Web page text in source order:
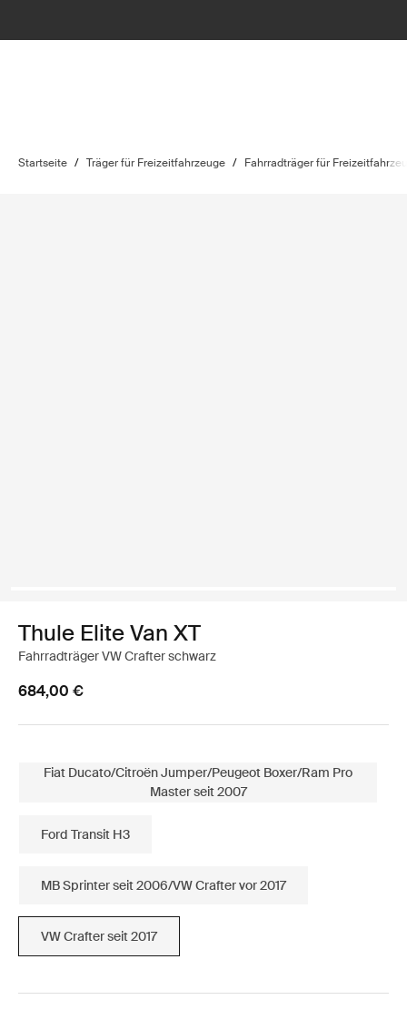
Startseite / Träger für Freizeitfahrzeuge / Fahrradträger für
Thule Elite Van XT
Fahrradträger VW Crafter schwarz
684,00 €
Fiat Ducato/Citroën Jumper/Peugeot Boxer/Ram Pro
Master seit 2007
Ford Transit H3
MB Sprinter seit 2006/VW Crafter vor 2017
VW Crafter seit 2017